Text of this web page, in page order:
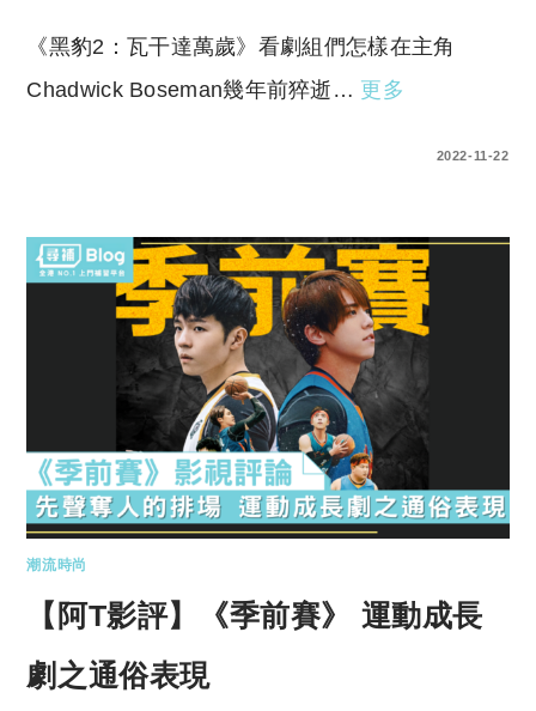
《黑豹2：瓦干達萬歲》看劇組們怎樣在主角
Chadwick Boseman幾年前猝逝… 更多
2022-11-22
潮流時尚
【阿T影評】《季前賽》 運動成長
劇之通俗表現